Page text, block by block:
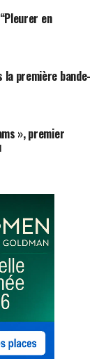
en
la première bande-
», premier